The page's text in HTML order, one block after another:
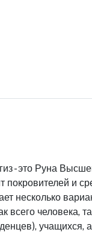
- это Руна
покровителей и
несколько
всего человека,
учащихся,